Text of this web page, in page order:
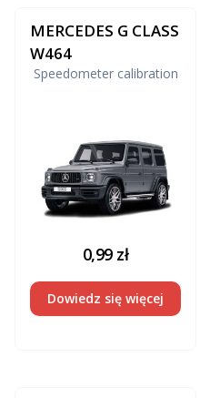
MERCEDES G CLASS
W464
Speedometer calibration
0,99 zł
Dowiedz się więcej